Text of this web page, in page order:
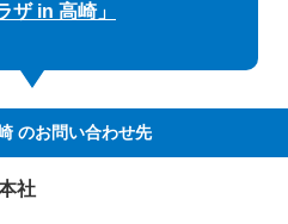
ザ in 高崎」
のお問い合わせ先
社